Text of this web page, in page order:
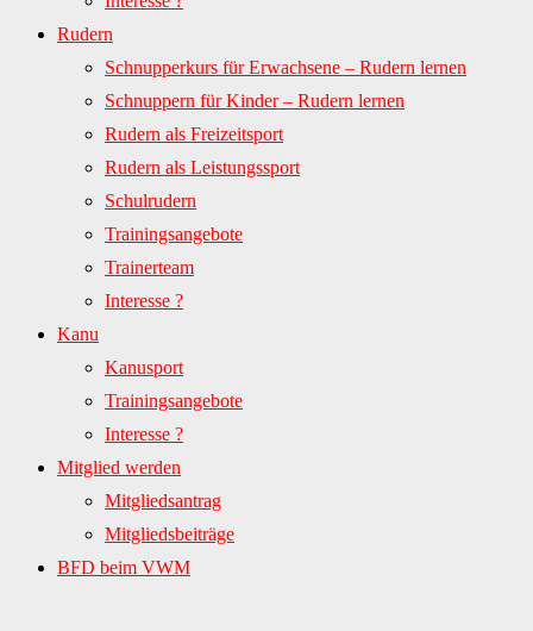
Rudern
Schnupperkurs für Erwachsene – Rudern lernen
Schnuppern für Kinder – Rudern lernen
Rudern als Freizeitsport
Rudern als Leistungssport
Schulrudern
Trainingsangebote
Trainerteam
Interesse ?
Kanu
Kanusport
Trainingsangebote
Interesse ?
Mitglied werden
Mitgliedsantrag
Mitgliedsbeiträge
BFD beim VWM